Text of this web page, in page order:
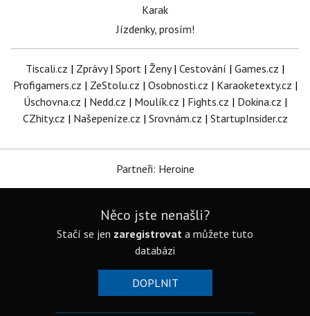
Karak
Jízdenky, prosím!
Tiscali.cz | Zprávy| Sport | Ženy| Cestování | Games.cz |
Profigamers.cz | ZeStolu.cz | Osobnosti.cz | Karaoketexty.cz |
Úschovna.cz | Nedd.cz | Moulík.cz | Fights.cz | Dokina.cz |
CZhity.cz | Našepeníze.cz | Srovnám.cz | StartupInsider.cz
Partneři: Heroine
Něco jste nenašli?
Stačí se jen zaregistrovat a můžete tuto
databázi
DOPLNIT